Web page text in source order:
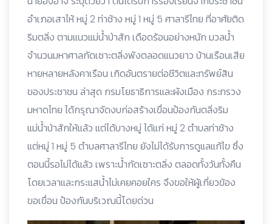
อำเภอเสาไห้ หมู่ 2 ท่าช้าง หมู่ 1 หมู่ 5 ศาลารีไทย ที่อาศัยติด
ริมตลิ่ง ตามแนวแม่น้ำป่าสัก เดือดร้อนอย่างหนัก มวลน้ำ
จำนวนมหาศาลกัดเซาะตลิ่งพังตลอดแนวยาว บ้านเรือนเสีย
หายหลายหลังคาเรือน เกิดอันตรายต่อชีวิตและทรัพย์สิน
ของประชาชน ล่าสุด กรมโยธาธิการและผังเมือง กระทรวง
มหาดไทย ได้กรุณาจัดงบก่อสร้างเขื่อนป้องกันตลิ่งริม
แม่น้ำป่าสักให้แล้ว แต่ได้บางหมู่ ได้แก่ หมู่ 2 ตำบลท่าช้าง
แต่หมู่ 1 หมู่ 5 ตำบลศาลารีไทย ยังไม่ได้รับการดูแลแก้ไข ซึ่ง
ตอนนี้รอไม่ได้แล้ว เพราะน้ำกัดเซาะตลิ่ง ตลอดทั้งวันทั้งคืน
โดยเวลาและกระแสน้ำไม่เคยคอยใคร จึงขอให้ผู้เกี่ยวข้อง
ขอเขื่อน ป้องกันบริเวณนี้โดยด่วน